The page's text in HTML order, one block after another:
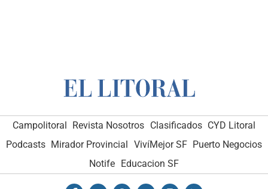
Campolitoral Revista Nosotros Clasificados CYD Litoral
Podcasts Mirador Provincial VivíMejor SF Puerto Negocios
Notife
Educacion SF